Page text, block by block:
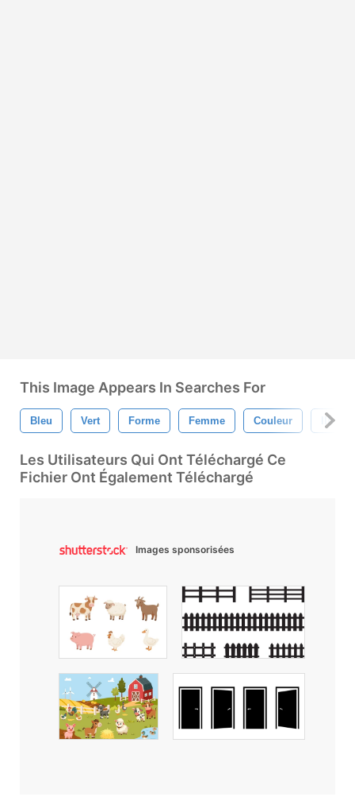
This Image Appears In Searches For
Bleu Vert Forme Femme Couleur
Les Utilisateurs Qui Ont Téléchargé Ce
Fichier Ont Également Téléchargé
Images sponsorisées